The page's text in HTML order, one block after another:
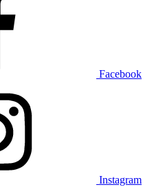
Facebook
Instagram